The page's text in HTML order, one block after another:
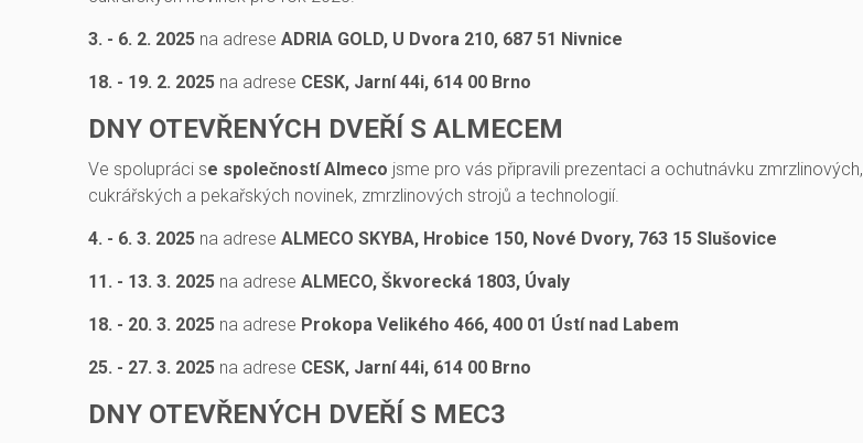
3. - 6. 2. 2025 na adrese ADRIA GOLD, U Dvora 210, 687 51 Nivnice
18. - 19. 2. 2025 na adrese CESK, Jarní 44i, 614 00 Brno
DNY OTEVŘENÝCH DVEŘÍ S ALMECEM
Ve spolupráci se společností Almeco jsme pro vás připravili prezentaci a ochutnávku zmrzlinových,
cukrářských a pekařských novinek, zmrzlinových strojů a technologií.
4. - 6. 3. 2025 na adrese ALMECO SKYBA, Hrobice 150, Nové Dvory, 763 15 Slušovice
11. - 13. 3. 2025 na adrese ALMECO, Škvorecká 1803, Úvaly
18. - 20. 3. 2025 na adrese Prokopa Velikého 466, 400 01 Ústí nad Labem
25. - 27. 3. 2025 na adrese CESK, Jarní 44i, 614 00 Brno
DNY OTEVŘENÝCH DVEŘÍ S MEC3